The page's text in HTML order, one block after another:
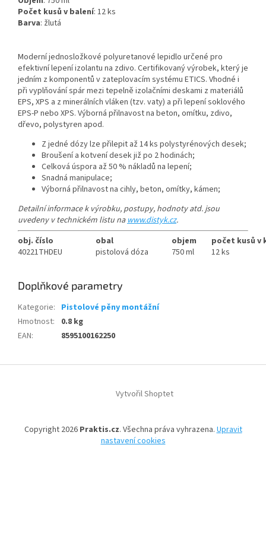
Počet kusů v balení: 12 ks
Barva: žlutá
Moderní jednosložkové polyuretanové lepidlo určené pro
efektivní lepení izolantu na zdivo. Certifikovaný výrobek, který je
jedním z komponentů v zateplovacím systému ETICS. Vhodné i
při vyplňování spár mezi tepelně izolačními deskami z materiálů
EPS, XPS a z minerálních vláken (tzv. vaty) a při lepení soklového
EPS-P nebo XPS. Výborná přilnavost na beton, omítku, zdivo,
dřevo, polystyren apod.
Z jedné dózy lze přilepit až 14 ks polystyrénových desek;
Broušení a kotvení desek již po 2 hodinách;
Celková úspora až 50 % nákladů na lepení;
Snadná manipulace;
Výborná přilnavost na cihly, beton, omítky, kámen;
Detailní informace k výrobku, postupy, hodnoty atd. jsou
uvedeny v technickém listu nawww.distyk.cz.
obj. číslo
obal objem
počet kusů v
40221THDEU
pistolová dóza 750 ml 12 ks
Doplňkové parametry
Kategorie: Pistolové pěny montážní
Hmotnost:
0.8 kg
EAN: 8595100162250
Vytvořil Shoptet
Copyright 2026 Praktis.cz. Všechna práva vyhrazena.Upravit
nastavení cookies